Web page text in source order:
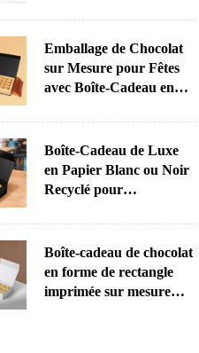
pour Chocolat,
Calendrier de l'Avent
Sur Mesure
Emballage de Chocolat
sur Mesure pour Fêtes
avec Boîte-Cadeau en
Imprimées
Boîte-Cadeau de Luxe
en Papier Blanc ou Noir
Recyclé pour
avec Votre Logo
Boîte-cadeau de chocolat
en forme de rectangle
imprimée sur mesure